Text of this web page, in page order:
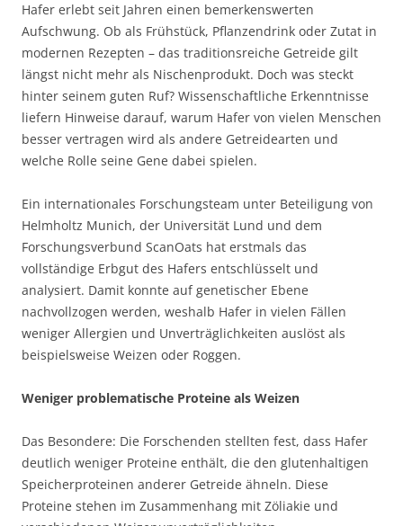
Hafer erlebt seit Jahren einen bemerkenswerten
Aufschwung. Ob als Frühstück, Pflanzendrink oder Zutat in
modernen Rezepten – das traditionsreiche Getreide gilt
längst nicht mehr als Nischenprodukt. Doch was steckt
hinter seinem guten Ruf? Wissenschaftliche Erkenntnisse
liefern Hinweise darauf, warum Hafer von vielen Menschen
besser vertragen wird als andere Getreidearten und
welche Rolle seine Gene dabei spielen.
Ein internationales Forschungsteam unter Beteiligung von
Helmholtz Munich, der Universität Lund und dem
Forschungsverbund ScanOats hat erstmals das
vollständige Erbgut des Hafers entschlüsselt und
analysiert. Damit konnte auf genetischer Ebene
nachvollzogen werden, weshalb Hafer in vielen Fällen
weniger Allergien und Unverträglichkeiten auslöst als
beispielsweise Weizen oder Roggen.
Weniger problematische Proteine als Weizen
Das Besondere: Die Forschenden stellten fest, dass Hafer
deutlich weniger Proteine enthält, die den glutenhaltigen
Speicherproteinen anderer Getreide ähneln. Diese
Proteine stehen im Zusammenhang mit Zöliakie und